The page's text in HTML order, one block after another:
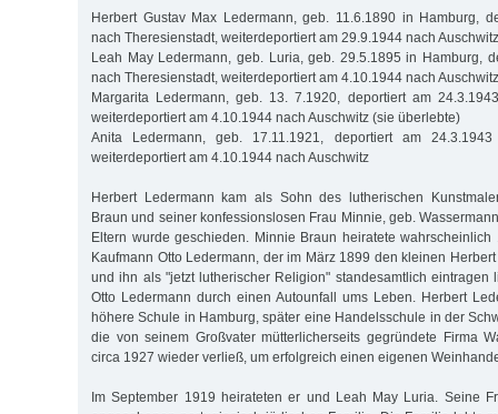
Herbert Gustav Max Ledermann, geb. 11.6.1890 in Hamburg,
nach Theresienstadt, weiterdeportiert am 29.9.1944 nach Auschwitz
Leah May Ledermann, geb. Luria, geb. 29.5.1895 in Hamburg,
nach Theresienstadt, weiterdeportiert am 4.10.1944 nach Auschwitz
Margarita Ledermann, geb. 13. 7.1920, deportiert am
weiterdeportiert am 4.10.1944 nach Auschwitz (sie überlebte)
Anita Ledermann, geb. 17.11.1921, deportiert am 24.3.1943
weiterdeportiert am 4.10.1944 nach Auschwitz
Herbert Ledermann kam als Sohn des lutherischen
Braun und seiner konfessionslosen Frau Minnie, geb.
Eltern wurde geschieden. Minnie Braun heiratete
Kaufmann Otto Ledermann, der im März 1899 den kleinen
und ihn als "jetzt lutherischer Religion" standesamtlich eintragen
Otto Ledermann durch einen Autounfall ums Leben. Herbert
höhere Schule in Hamburg, später eine Handelsschule in der
die von seinem Großvater mütterlicherseits gegründete Firma
circa 1927 wieder verließ, um erfolgreich einen eigenen
Im September 1919 heirateten er und Leah May Luria. Seine